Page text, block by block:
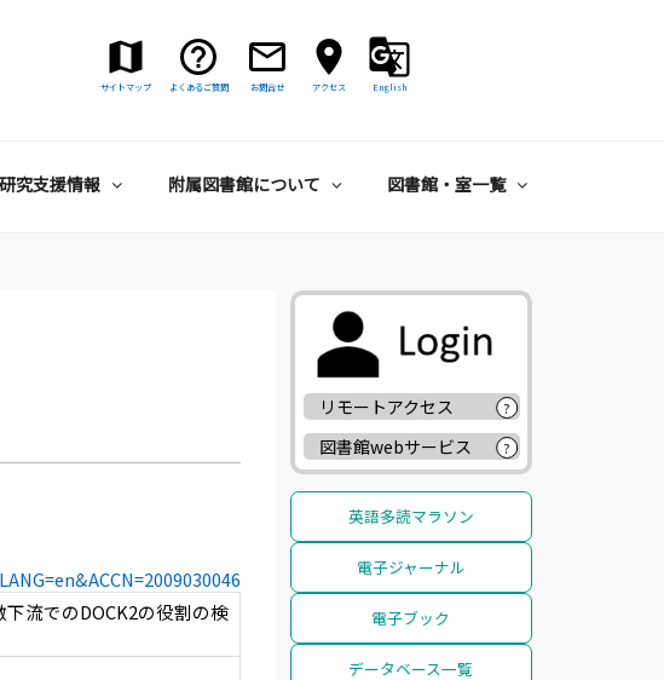
サイトマップ よくあるご質問 お問合せ アクセス English
研究支援情報 附属図書館について 図書館・室一覧
流でのDOCK2の役割の検
リモートアクセス ?
図書館webサービス ?
英語多読マラソン
電子ジャーナル
電子ブック
データベース一覧